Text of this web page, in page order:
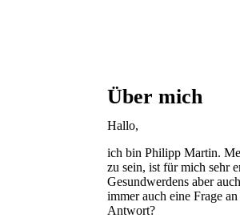
Über mich
Hallo,
ich bin Philipp Martin.
zu sein, ist für mich sehr
Gesundwerdens aber
immer auch eine Frage
Antwort?